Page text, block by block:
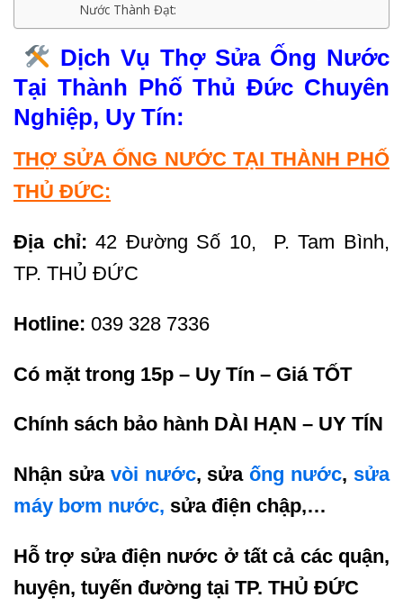
Nước Thành Đạt:
Dịch Vụ Thợ Sửa Ống Nước
Tại Thành Phố Thủ Đức Chuyên
Nghiệp, Uy Tín:
THỢ SỬA ỐNG NƯỚC TẠI THÀNH PHỐ
THỦ ĐỨC:
Địa chỉ:42 Đường Số 10, P. Tam Bình,
TP. THỦ ĐỨC
Hotline: 039 328 7336
Có mặt trong 15p – Uy Tín – Giá TỐT
Chính sách bảo hành DÀI HẠN – UY TÍN
Nhận sửa vòi nước, sửaống nước, sửa
máy bơm nước, sửa điện chập,…
Hỗ trợ sửa điện nước ở tất cả các quận,
huyện, tuyến đường tại TP. THỦ ĐỨC